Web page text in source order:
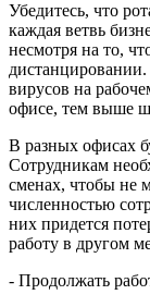
Убедитесь, что
каждая ветвь
несмотря на то,
вирусов на
офисе, тем выше
В разных офисах
Сотрудникам
сменах, чтобы не
численностью
них придется
работу в другом
- Продолжать